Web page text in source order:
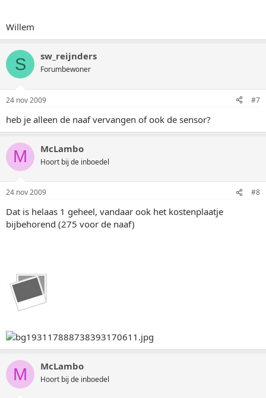
Willem
S sw_reijnders
Forumbewoner
24 nov 2009 #7
heb je alleen de naaf vervangen of ook de sensor?
M McLambo
Hoort bij de inboedel
24 nov 2009 #8
Dat is helaas 1 geheel, vandaar ook het kostenplaatje
bijbehorend (275 voor de naaf)
M McLambo
Hoort bij de inboedel